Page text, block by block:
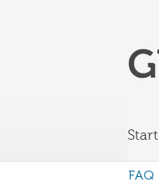
Start
FAQ